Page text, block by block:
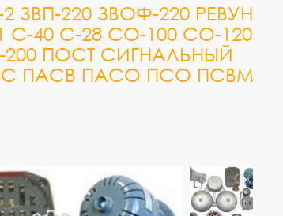
220 ЗВОФ-220 РЕВУН
С-40 С-28 СО-100 СО-120
200 ПОСТ СИГНАЛЬНЫЙ
ПАСВ ПАСО ПСО ПСВМ